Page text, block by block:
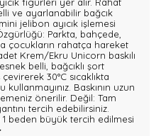
ve ayarlanabilir bağcık
jelibon ayıcık işlemesi
Parkta, bahçede,
çocukların rahatça hareket
Krem/Ekru Unicorn baskılı
belli, bağcıklı şort
30°C sıcaklıkta
kullanmayınız. Baskının uzun
önerilir. Değil: Tam
tercih edebilirsiniz.
beden büyük tercih edilmesi